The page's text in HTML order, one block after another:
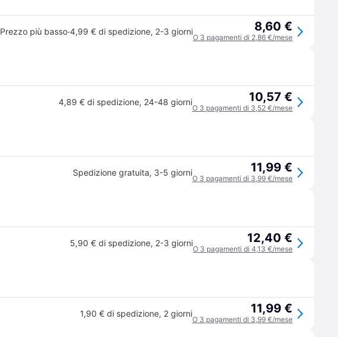
Prezzo più basso·4,99 € di spedizione, 2-3 giorni 8,60 €
O 3 pagamenti di 2,86 €/mese
4,89 € di spedizione, 24-48 giorni 10,57 €
O 3 pagamenti di 3,52 €/mese
Spedizione gratuita, 3-5 giorni 11,99 €
O 3 pagamenti di 3,99 €/mese
5,90 € di spedizione, 2-3 giorni 12,40 €
O 3 pagamenti di 4,13 €/mese
1,90 € di spedizione, 2 giorni 11,99 €
O 3 pagamenti di 3,99 €/mese